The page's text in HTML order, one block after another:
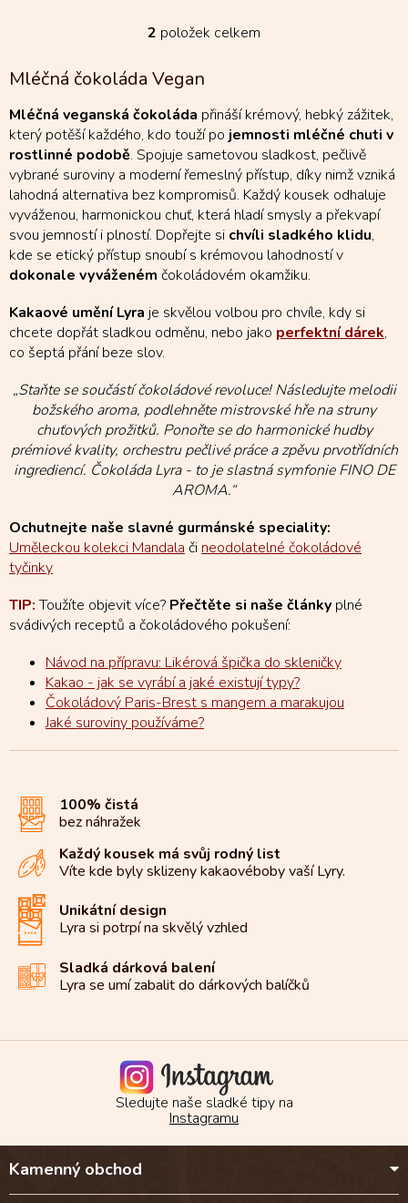
O
l
á
d
a
c
í
p
r
v
k
y
v
ý
i
s
2 položek celkem
Mléčná čokoláda Vegan
Mléčná veganská čokoláda přináší krémový, hebký zážitek,
který potěší každého, kdo touží po jemnosti mléčné chuti v
rostlinné podobě. Spojuje sametovou sladkost, pečlivě
vybrané suroviny a moderní řemeslný přístup, díky nimž vzniká
lahodná alternativa bez kompromisů. Každý kousek odhaluje
vyváženou, harmonickou chuť, která hladí smysly a překvapí
svou jemností i plností. Dopřejte si chvíli sladkého klidu,
kde se etický přístup snoubí s krémovou lahodností v
dokonale vyváženém čokoládovém okamžiku.
Kakaové umění Lyra je skvělou volbou pro chvíle, kdy si
chcete dopřát sladkou odměnu, nebo jako perfektní dárek,
co šeptá přání beze slov.
„Staňte se součástí čokoládové revoluce! Následujte melodii
božského aroma, podlehněte mistrovské hře na struny
chuťových prožitků. Ponořte se do harmonické hudby
prémiové kvality, orchestru pečlivé práce a zpěvu prvotřídních
ingrediencí. Čokoláda Lyra - to je slastná symfonie FINO DE
AROMA.“
Ochutnejte naše slavné gurmánské speciality:
Uměleckou kolekci Mandala či neodolatelné čokoládové
tyčinky
TIP:Toužíte objevit více? Přečtěte si naše články plné
svádivých receptů a čokoládového pokušení:
Návod na přípravu: Likérová špička do skleničky
Kakao - jak se vyrábí a jaké existují typy?
Čokoládový Paris-Brest s mangem a marakujou
Jaké suroviny používáme?
100% čistá
bez náhražek
Každý kousek má svůj rodný list
Víte kde byly sklizeny kakaovéboby vaší Lyry.
Unikátní design
Lyra si potrpí na skvělý vzhled
Sladká dárková balení
Lyra se umí zabalit do dárkových balíčků
Sledujte naše sladké tipy na
Instagramu
Z
p
Kamenný obchod